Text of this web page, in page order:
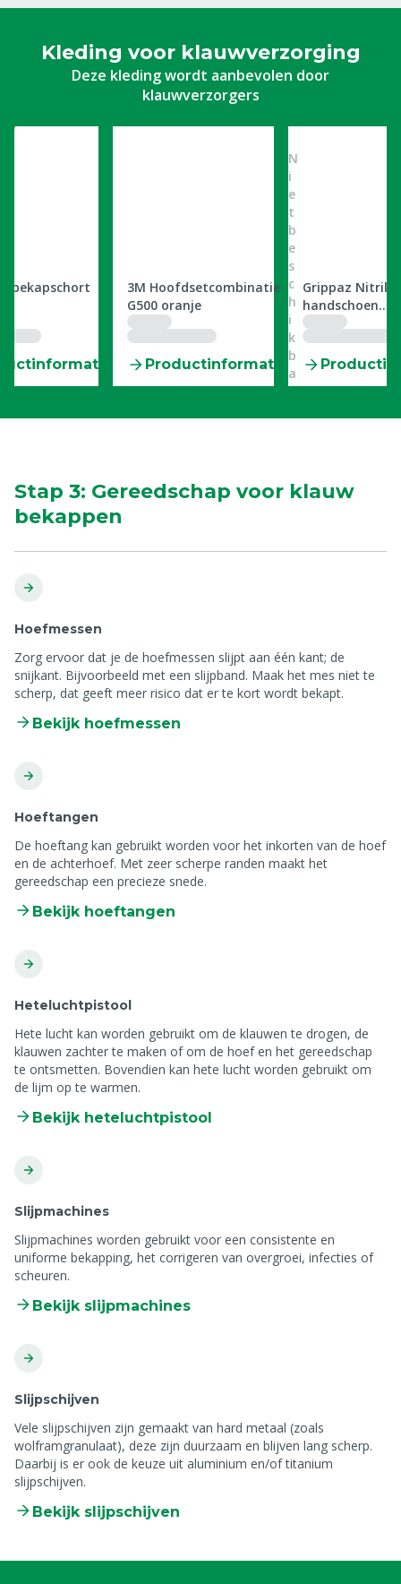
Kleding voor klauwverzorging
Deze kleding wordt aanbevolen door
klauwverzorgers
3M Hoofdsetcombinatie
G500 oranje
Productinformatie
N
i
e
t
b
e
s
c
h
i
k
b
a
a
Grippaz Nitril
handschoen
ongepoederd
paar
Stap 3: Gereedschap voor klauw
bekappen
Hoefmessen
Zorg ervoor dat je de hoefmessen slijpt aan één kant; de
snijkant. Bijvoorbeeld met een slijpband. Maak het mes niet te
scherp, dat geeft meer risico dat er te kort wordt bekapt.
Bekijk hoefmessen
Hoeftangen
De hoeftang kan gebruikt worden voor het inkorten van de hoef
en de achterhoef. Met zeer scherpe randen maakt het
gereedschap een precieze snede.
Bekijk hoeftangen
Heteluchtpistool
Hete lucht kan worden gebruikt om de klauwen te drogen, de
klauwen zachter te maken of om de hoef en het gereedschap
te ontsmetten. Bovendien kan hete lucht worden gebruikt om
de lijm op te warmen.
Bekijk heteluchtpistool
Slijpmachines
Slijpmachines worden gebruikt voor een consistente en
uniforme bekapping, het corrigeren van overgroei, infecties of
scheuren.
Bekijk slijpmachines
Slijpschijven
Vele slijpschijven zijn gemaakt van hard metaal (zoals
wolframgranulaat), deze zijn duurzaam en blijven lang scherp.
Daarbij is er ook de keuze uit aluminium en/of titanium
slijpschijven.
Bekijk slijpschijven